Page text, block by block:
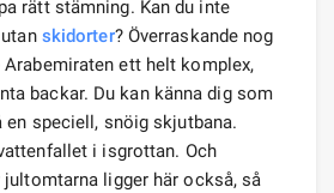
rätt stämning. Kan du inte
skidorter? Överraskande nog
ett helt komplex,
backar. Du kan känna dig som
speciell, snöig skjutbana.
i isgrottan. Och
ligger här också, så